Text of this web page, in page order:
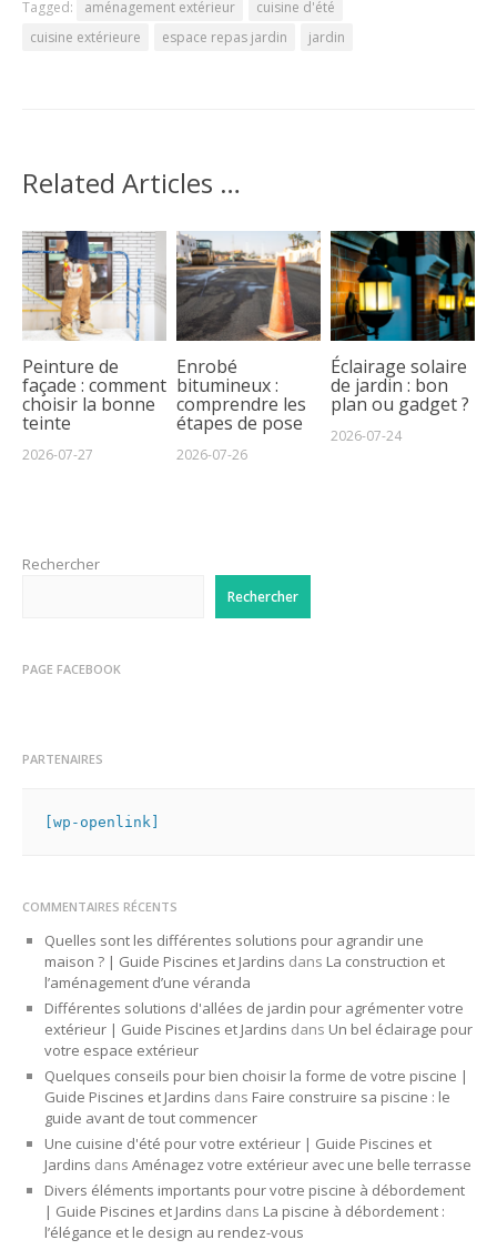
Tagged: aménagement extérieur
cuisine d'été
cuisine extérieure
espace repas jardin jardin
Related Articles …
Peinture de
façade : comment
choisir la bonne
teinte
2026-07-27
Enrobé
bitumineux :
comprendre les
étapes de pose
2026-07-26
Éclairage solaire
de jardin : bon
plan ou gadget ?
2026-07-24
Rechercher
Rechercher
PAGE FACEBOOK
PARTENAIRES
[wp-openlink]
COMMENTAIRES RÉCENTS
Quelles sont les différentes solutions pour agrandir une
maison ? | Guide Piscines et Jardins dans La construction et
l’aménagement d’une véranda
Différentes solutions d'allées de jardin pour agrémenter votre
extérieur | Guide Piscines et Jardins dans Un bel éclairage pour
votre espace extérieur
Quelques conseils pour bien choisir la forme de votre piscine |
Guide Piscines et Jardins dans Faire construire sa piscine : le
guide avant de tout commencer
Une cuisine d'été pour votre extérieur | Guide Piscines et
Jardins dans Aménagez votre extérieur avec une belle terrasse
Divers éléments importants pour votre piscine à débordement
| Guide Piscines et Jardins dans La piscine à débordement :
l’élégance et le design au rendez-vous